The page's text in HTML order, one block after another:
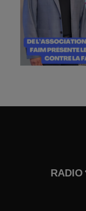
RADIO